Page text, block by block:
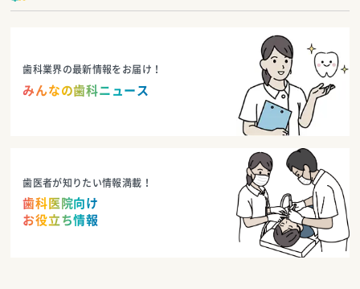
歯科業界の最新情報をお届け！
みんなの歯科ニュース
歯医者が知りたい情報満載！
歯科医院向け
お役立ち情報